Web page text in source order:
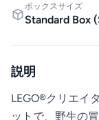
ボックスサイズ
Standard Box (
説明
LEGO®クリエイ
ットで、野生の